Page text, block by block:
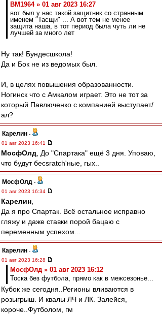
BM1964 » 01 авг 2023 16:27
вот был у нас такой защитник со странным
именем "Тасщи" ... А вот тем не менее
защита наша, в тот период была чуть ли не
лучшей за много лет
Ну так! Бундесшкола!
Да и Бок не из ведомых был.
И, в целях повышения образованности.
Ногинск что с Амкалом играет. Это не тот за
который Павлюченко с компанией выступает/
ал?
Карелин -
01 авг 2023 16:41
МосфОлд , До "Спартака" ещё 3 дня. Уповаю,
что будут бесsratch'ные, гых..
МосфОлд -
01 авг 2023 16:34
Карелин
Да я про Спартак. Всё остальное исправно
гляжу и даже ставки порой бацаю с
переменным успехом...
Карелин -
01 авг 2023 16:28
МосфОлд » 01 авг 2023 16:12
Тоска без футбола, прямо как в межсезонье...
Кубок же сегодня..Регионы вливаются в
розыгрыш. И квалы ЛЧ и ЛК. Залейся,
короче..Футболом, гм